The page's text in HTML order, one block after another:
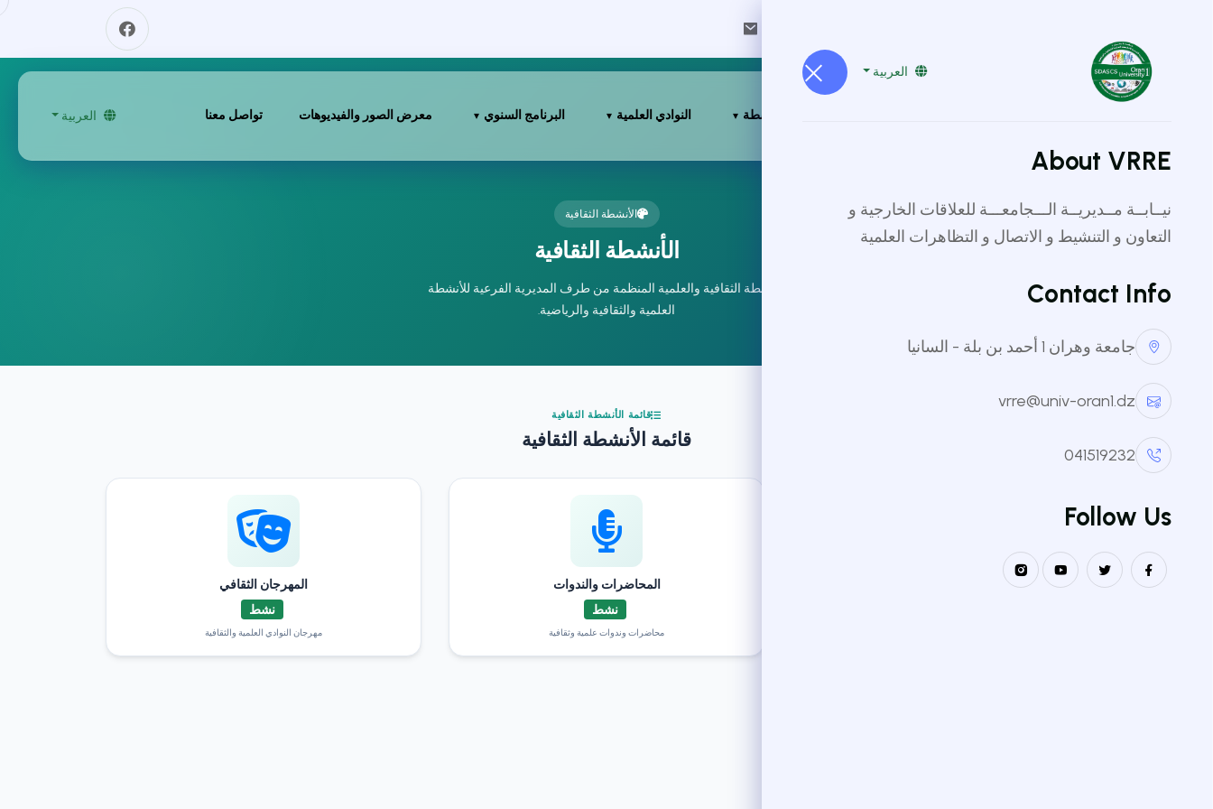
الأنشطة النوادي العلمية البرنامج السنوي معرض الصور والفيديوهات تواصل معنا العربية
العربية
About VRRE
نيــابــة مــديريــة الـــجامعـــة للعلاقات الخارجية و
التعاون و التنشيط و الاتصال و التظاهرات العلمية
Contact Info
جامعة وهران 1 أحمد بن بلة - السانيا
vrre@univ-oran1.dz
041519232
Follow Us
الأنشطة الثقافية
الأنشطة الثقافية
الأنشطة الثقافية والعلمية المنظمة من طرف المديرية الفرعية للأنشطة
العلمية والثقافية والرياضية.
قائمة الأنشطة الثقافية
قائمة الأنشطة الثقافية
المحاضرات والندوات
نشط
محاضرات وندوات علمية وثقافية
المهرجان الثقافي
نشط
مهرجان النوادي العلمية والثقافية